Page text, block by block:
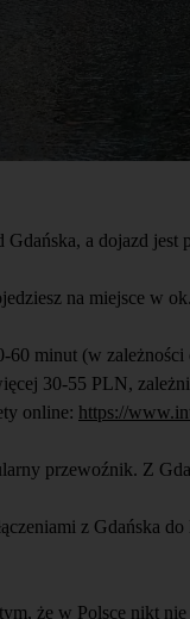
a dojazd
na miejsce w
60 minut (w
30-55 PLN,
online: https://
przewoźnik. Z
z Gdańska
tym, że w Polsce nikt